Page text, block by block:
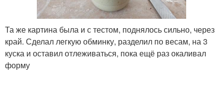
Та же картина была и с тестом, поднялось сильно, через
край. Сделал легкую обминку, разделил по весам, на 3
куска и оставил отлеживаться, пока ещё раз окаливал
форму